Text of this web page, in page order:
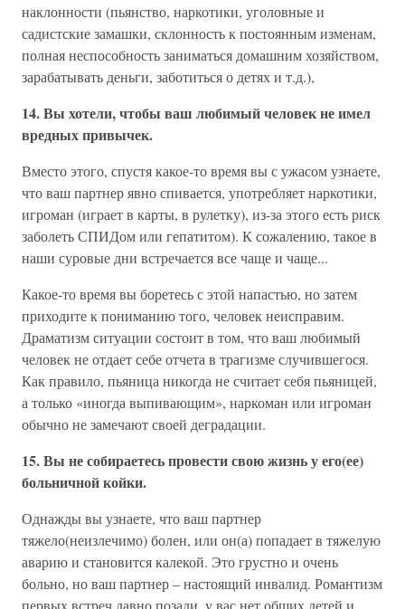
наклонности (пьянство, наркотики, уголовные и
садистские замашки, склонность к постоянным изменам,
полная неспособность заниматься домашним хозяйством,
зарабатывать деньги, заботиться о детях и т.д.),
14. Вы хотели, чтобы ваш любимый человек не имел
вредных привычек.
Вместо этого, спустя какое-то время вы с ужасом узнаете,
что ваш партнер явно спивается, употребляет наркотики,
игроман (играет в карты, в рулетку), из-за этого есть риск
заболеть СПИДом или гепатитом). К сожалению, такое в
наши суровые дни встречается все чаще и чаще...
Какое-то время вы боретесь с этой напастью, но затем
приходите к пониманию того, человек неисправим.
Драматизм ситуации состоит в том, что ваш любимый
человек не отдает себе отчета в трагизме случившегося.
Как правило, пьяница никогда не считает себя пьяницей,
а только «иногда выпивающим», наркоман или игроман
обычно не замечают своей деградации.
15. Вы не собираетесь провести свою жизнь у его(ее)
больничной койки.
Однажды вы узнаете, что ваш партнер
тяжело(неизлечимо) болен, или он(а) попадает в тяжелую
аварию и становится калекой. Это грустно и очень
больно, но ваш партнер – настоящий инвалид. Романтизм
первых встреч давно позади, у вас нет общих детей и